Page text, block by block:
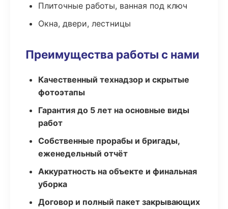
Плиточные работы, ванная под ключ
Окна, двери, лестницы
Преимущества работы с нами
Качественный технадзор и скрытые
фотоэтапы
Гарантия до 5 лет на основные виды
работ
Собственные прорабы и бригады,
еженедельный отчёт
Аккуратность на объекте и финальная
уборка
Договор и полный пакет закрывающих